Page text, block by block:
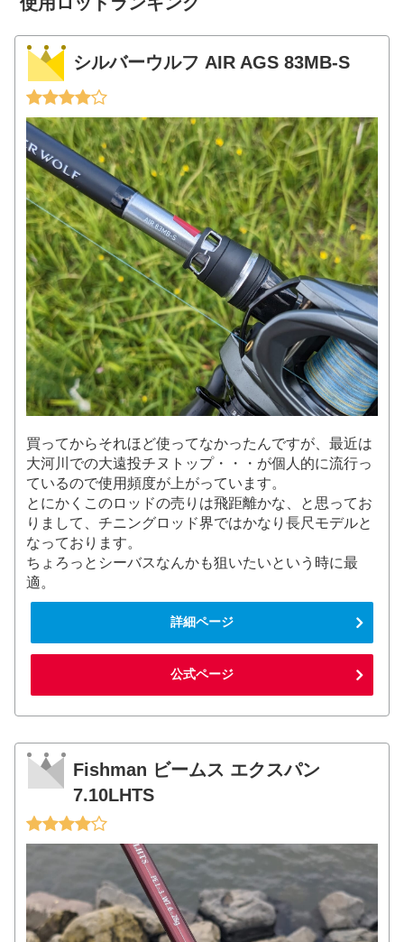
シルバーウルフ AIR AGS 83MB-S
買ってからそれほど使ってなかったんですが、最近は
大河川での大遠投チヌトップ・・・が個人的に流行っ
ているので使用頻度が上がっています。
とにかくこのロッドの売りは飛距離かな、と思ってお
りまして、チニングロッド界ではかなり長尺モデルと
なっております。
ちょろっとシーバスなんかも狙いたいという時に最
適。
詳細ページ
公式ページ
Fishman ビームス エクスパン
7.10LHTS